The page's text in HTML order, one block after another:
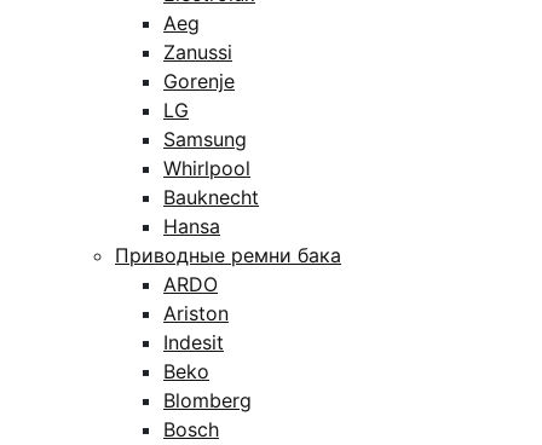
Aeg
Zanussi
Gorenje
LG
Samsung
Whirlpool
Bauknecht
Hansa
Приводные ремни бака
ARDO
Ariston
Indesit
Beko
Blomberg
Bosch